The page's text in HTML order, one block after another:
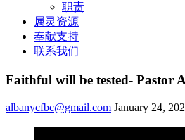
职责
属灵资源
奉献支持
联系我们
Faithful will be tested- Pastor
albanycfbc@gmail.com January 24,